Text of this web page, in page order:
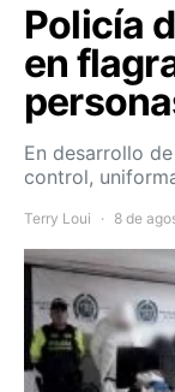
Policía
en
En desarrollo
control,
Terry Loui 8 de